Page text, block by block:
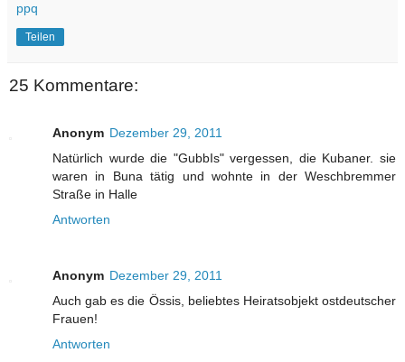
ppq
Teilen
25 Kommentare:
Anonym Dezember 29, 2011
Natürlich wurde die "GubbIs" vergessen, die Kubaner. sie
waren in Buna tätig und wohnte in der Weschbremmer
Straße in Halle
Antworten
Anonym Dezember 29, 2011
Auch gab es die Össis, beliebtes Heiratsobjekt ostdeutscher
Frauen!
Antworten